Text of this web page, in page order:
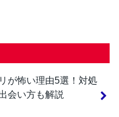
が怖い理由5選！対処
会い方も解説